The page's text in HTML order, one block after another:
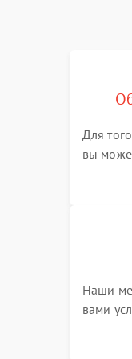
Для
вы
номер
Наши
вами